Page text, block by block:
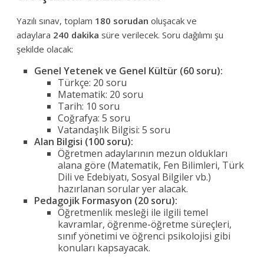
Yazılı sınav, toplam 180 sorudan oluşacak ve
adaylara 240 dakika süre verilecek. Soru dağılımı şu
şekilde olacak:
Genel Yetenek ve Genel Kültür (60 soru):
Türkçe: 20 soru
Matematik: 20 soru
Tarih: 10 soru
Coğrafya: 5 soru
Vatandaşlık Bilgisi: 5 soru
Alan Bilgisi (100 soru):
Öğretmen adaylarının mezun oldukları
alana göre (Matematik, Fen Bilimleri, Türk
Dili ve Edebiyatı, Sosyal Bilgiler vb.)
hazırlanan sorular yer alacak.
Pedagojik Formasyon (20 soru):
Öğretmenlik mesleği ile ilgili temel
kavramlar, öğrenme-öğretme süreçleri,
sınıf yönetimi ve öğrenci psikolojisi gibi
konuları kapsayacak.